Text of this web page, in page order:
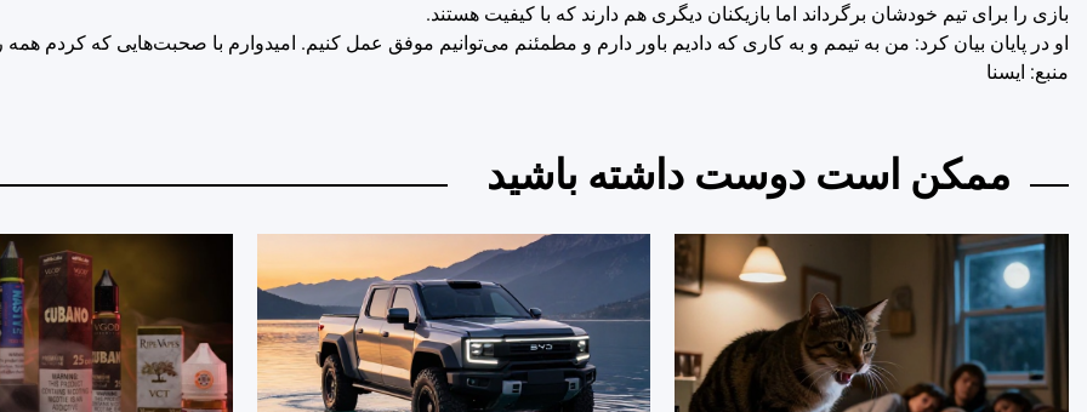
بازی را برای تیم خودشان برگرداند اما بازیکنان دیگری هم دارند که با کیفیت هستند.
او در پایان بیان کرد: من به تیمم و به کاری که دادیم باور دارم و مطمئنم می‌توانیم موفق عمل کنیم. امیدوارم با صحبت‌هایی که کردم
منبع: ايسنا
ممکن است دوست داشته باشید